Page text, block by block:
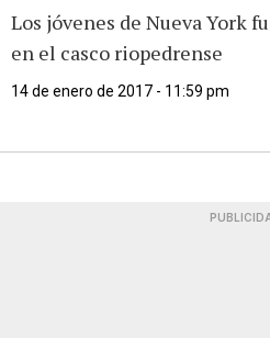
Los jóvenes de Nueva York
en el casco riopedrense
14 de enero de 2017 - 11:59 pm